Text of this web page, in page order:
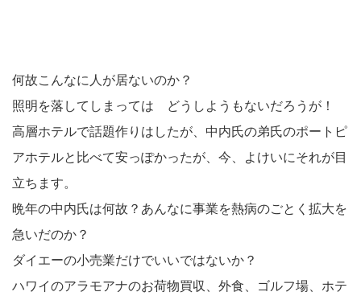
何故こんなに人が居ないのか？
照明を落してしまっては どうしようもないだろうが！
高層ホテルで話題作りはしたが、中内氏の弟氏のポートピ
アホテルと比べて安っぽかったが、今、よけいにそれが目
立ちます。
晩年の中内氏は何故？あんなに事業を熱病のごとく拡大を
急いだのか？
ダイエーの小売業だけでいいではないか？
ハワイのアラモアナのお荷物買収、外食、ゴルフ場、ホテ